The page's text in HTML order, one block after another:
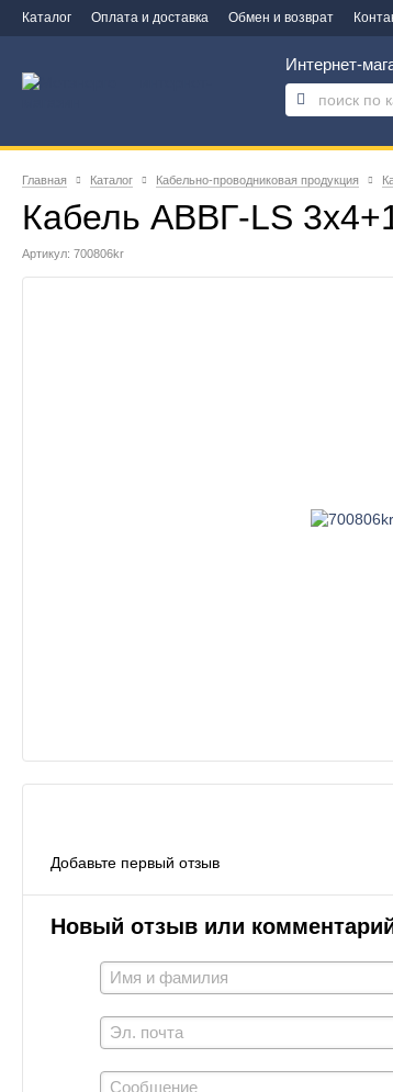
Каталог Оплата и доставка Обмен и возврат
Интернет-
Главная Каталог Кабельно-проводниковая продукция
Кабель АВВГ-LS
Артикул: 700806kr
Добавьте первый отзыв
Новый отзыв или